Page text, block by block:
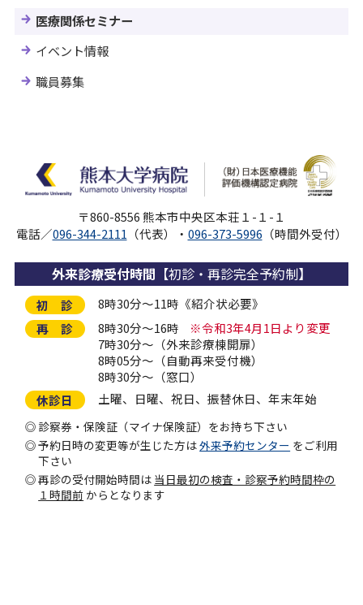
医療関係セミナー
イベント情報
職員募集
〒860-8556 熊本市中央区本荘１-１-１
電話／096-344-2111 （代表）・ 096-373-5996 （時間外受付）
外来診療受付時間 【初診・再診完全予約制】
初 診
8時30分～11時《紹介状必要》
再 診
8時30分～16時
※令和3年4月1日より変更
7時30分～（外来診療棟開扉）
8時05分～（自動再来受付機）
8時30分～（窓口）
休診日
土曜、日曜、祝日、振替休日、年末年始
診察券・保険証（マイナ保険証）をお持ち下さい
予約日時の変更等が生じた方は外来予約センター をご利用
下さい
再診の受付開始時間は 当日最初の検査・診察予約時間枠の
１時間前 からとなります